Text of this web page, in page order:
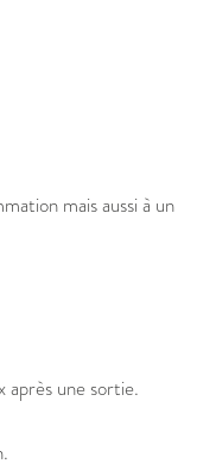
mais aussi à un
après une sortie.